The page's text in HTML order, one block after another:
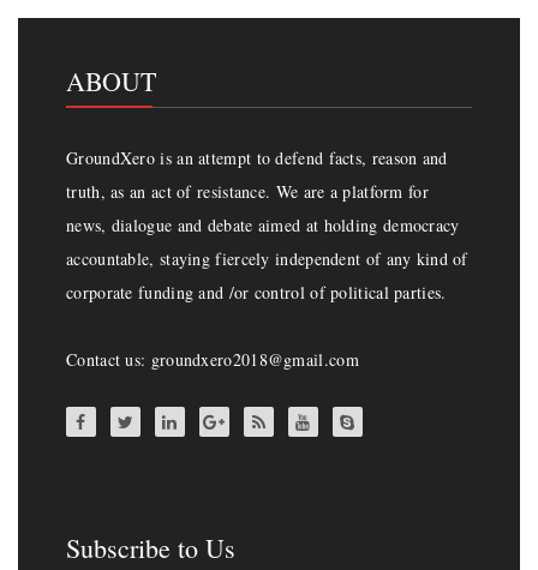
ABOUT
GroundXero is an attempt to defend facts, reason and
truth, as an act of resistance. We are a platform for
news, dialogue and debate aimed at holding democracy
accountable, staying fiercely independent of any kind of
corporate funding and /or control of political parties.
Contact us: groundxero2018@gmail.com
Subscribe to Us